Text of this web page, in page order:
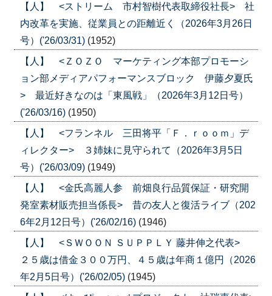
【人】 <ストリーム 市村智樹代表取締役社長> 社
内改革を実施、従業員との距離近く（2026年3月26日
号）('26/03/31) (1952)
【人】 <ＺＯＺＯ マーケティング本部プロモーシ
ョン部メディアパフォーマンスブロック 伊藤夕夏氏
> 最近好きなのは「東風戦」（2026年3月12日号）
('26/03/16) (1950)
【人】 <フランネル 三田将平「Ｆ．ｒｏｏｍ」デ
ィレクター> ３姉妹に見守られて（2026年3月5日
号）('26/03/09) (1949)
【人】 <金氏高麗人参 前畑良行品質保証・研究開
発室素材販売担当係長> 昔の友人と復活ライブ（202
6年2月12日号）('26/02/16) (1946)
【人】 <ＳＷＯＯＮ ＳＵＰＰＬＹ 藤井伸之代表>
２５歳は借金３００万円、４５歳は年商１億円（2026
年2月5日号）('26/02/05) (1945)